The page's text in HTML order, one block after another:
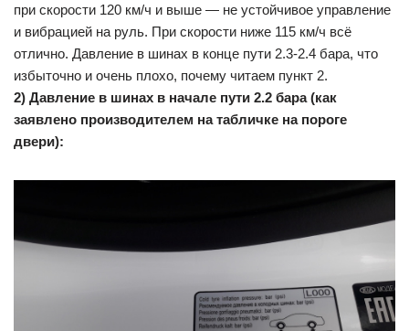
при скорости 120 км/ч и выше — не устойчивое управление
и вибрацией на руль. При скорости ниже 115 км/ч всё
отлично. Давление в шинах в конце пути 2.3-2.4 бара, что
избыточно и очень плохо, почему читаем пункт 2.
2) Давление в шинах в начале пути 2.2 бара (как
заявлено производителем на табличке на пороге
двери):